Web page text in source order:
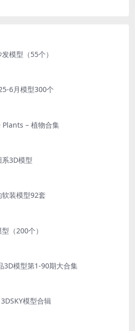
模型（55个）
6月模型300个
– 植物合集
3D模型
装模型92套
（200个）
3D模型第1-90期大合集
模型合辑